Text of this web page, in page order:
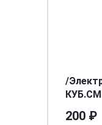
/
200 ₽